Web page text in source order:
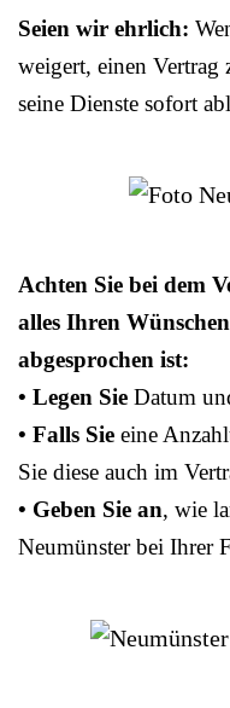
Seien wir ehrlich:
weigert, einen Vertrag
seine Dienste sofort
Achten Sie bei dem
alles Ihren
abgesprochen ist:
• Legen Sie Datum
• Falls Sie eine
Sie diese auch im
• Geben Sie an, wie
Neumünster bei Ihrer